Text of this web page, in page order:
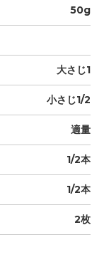
50g
大さじ1
小さじ1/2
適量
1/2本
1/2本
2枚